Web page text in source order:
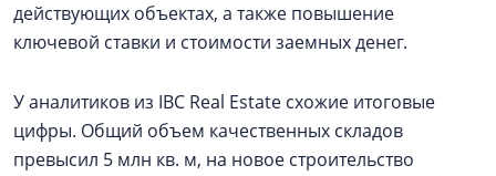
действующих объектах, а также повышение
ключевой ставки и стоимости заемных денег.
У аналитиков из IBC Real Estate схожие итоговые
цифры. Общий объем качественных складов
превысил 5 млн кв. м, на новое строительство